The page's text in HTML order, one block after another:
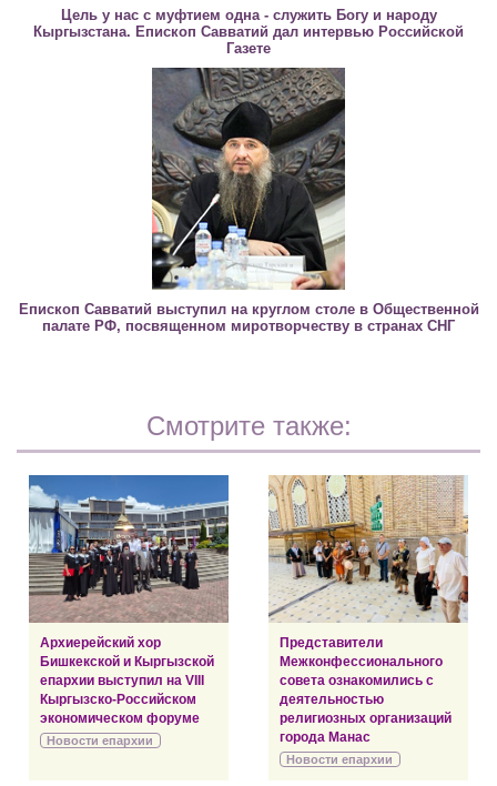
Цель у нас с муфтием одна - служить Богу и народу
Кыргызстана. Епископ Савватий дал интервью Российской
Газете
Епископ Савватий выступил на круглом столе в Общественной
палате РФ, посвященном миротворчеству в странах СНГ
Смотрите также:
Архиерейский хор
Бишкекской и Кыргызской
епархии выступил на VIII
Кыргызско-Российском
экономическом форуме
Новости епархии
Представители
Межконфессионального
совета ознакомились с
деятельностью
религиозных организаций
города Манас
Новости епархии